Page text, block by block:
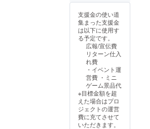
（フェイスタオ
ルの予定）を送
付させていただ
きます。 ・フェ
イスタオル240
匁（380㎜*800
㎜）
支援金の使い道
集まった支援金
は以下に使用す
る予定です。
広報/宣伝費
リターン仕入
れ費
・イベント運
営費 ・ミニ
ゲーム景品代
※目標金額を超
えた場合はプロ
ジェクトの運営
費に充てさせて
いただきます。